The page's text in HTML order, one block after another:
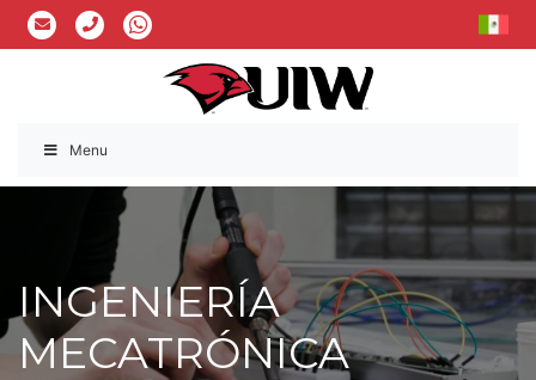
Menu
INGENIERÍA
MECATRÓNICA